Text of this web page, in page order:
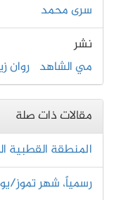
سرى محمد
نشر
مي الشاهد روان
مقالات ذات صلة
المنطقة
رسمياً، شهر تموز/